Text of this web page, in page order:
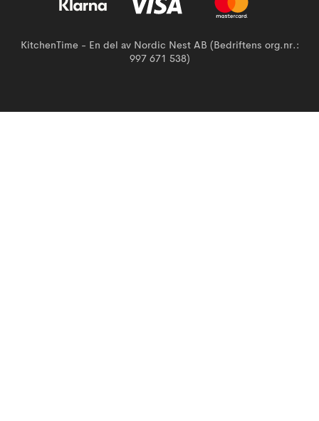
KitchenTime - En del av Nordic Nest AB (Bedriftens org.nr.:
997 671 538)